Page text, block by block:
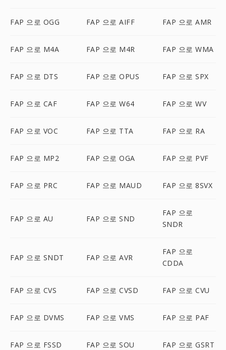
FAP 으로 OGG FAP 으로 AIFF FAP 으로 AMR
FAP 으로 M4A FAP 으로 M4R FAP 으로 WMA
FAP 으로 DTS FAP 으로 OPUS FAP 으로 SPX
FAP 으로 CAF FAP 으로 W64 FAP 으로 WV
FAP 으로 VOC FAP 으로 TTA FAP 으로 RA
FAP 으로 MP2 FAP 으로 OGA FAP 으로 PVF
FAP 으로 PRC FAP 으로 MAUD FAP 으로 8SVX
FAP 으로 AU FAP 으로 SND
FAP 으로
SNDR
FAP 으로 SNDT FAP 으로 AVR
FAP 으로
CDDA
FAP 으로 CVS FAP 으로 CVSD FAP 으로 CVU
FAP 으로 DVMS FAP 으로 VMS FAP 으로 PAF
FAP 으로 FSSD FAP 으로 SOU FAP 으로 GSRT